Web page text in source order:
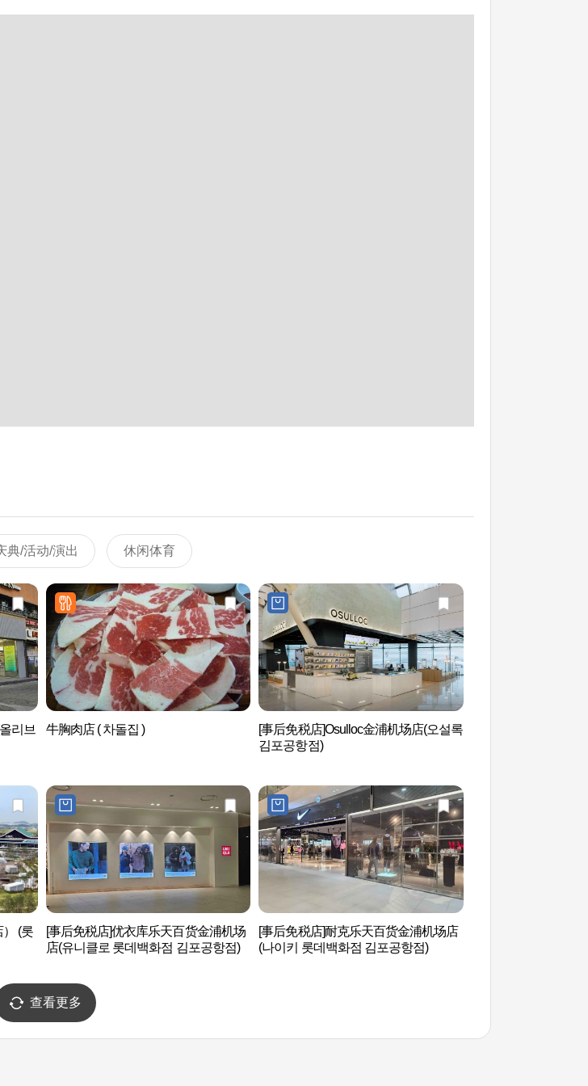
典/活动/演出 休闲体育
리브
牛胸肉店 ( 차돌집 )
[事后免税店]Osulloc金浦机场店(오설록
김포공항점)
(롯
[事后免税店]优衣库乐天百货金浦机场
店(유니클로 롯데백화점 김포공항점)
[事后免税店]耐克乐天百货金浦机场店
(나이키 롯데백화점 김포공항점)
查看更多